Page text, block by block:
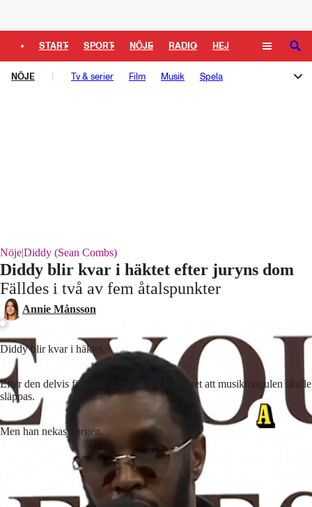
START SPORT NÖJE RADIO HEJ
TIPSA KULTUR LEDARE
SÖK
NÖJE Tv & serier Film Musik Spela
Nöje|Diddy (Sean Combs)
Diddy blir kvar i häktet efter juryns dom
Fälldes i två av fem åtalspunkter
Annie Månsson
Laddar ...
Diddy blir kvar i häktet.
Efter den delvis fällande domen ville försvaret att musikmogulen skulle
släppas.
Men han nekas borgen.